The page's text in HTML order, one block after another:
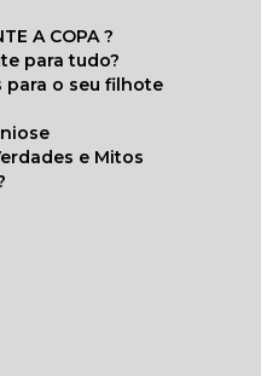
A COPA ?
para tudo?
para o seu filhote
e Mitos